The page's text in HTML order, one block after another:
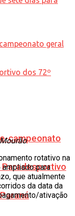
campeonato
rotativo na
para
que atualmente
da data da
ativação